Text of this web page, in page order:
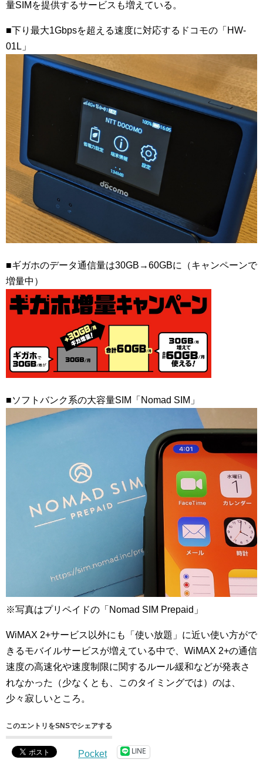
量SIMを提供するサービスも増えている。
■下り最大1Gbpsを超える速度に対応するドコモの「HW-
01L」
■ギガホのデータ通信量は30GB→60GBに（キャンペーンで
増量中）
■ソフトバンク系の大容量SIM「Nomad SIM」
※写真はプリペイドの「Nomad SIM Prepaid」
WiMAX 2+サービス以外にも「使い放題」に近い使い方がで
きるモバイルサービスが増えている中で、WiMAX 2+の通信
速度の高速化や速度制限に関するルール緩和などが発表さ
れなかった（少なくとも、このタイミングでは）のは、
少々寂しいところ。
このエントリをSNSでシェアする
Pocket LINE